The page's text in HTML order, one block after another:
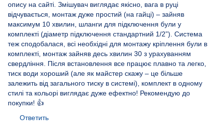
опису на сайті. Змішувач виглядає якісно, вага в руці
відчувається, монтаж дуже простий (на гайці) – зайняв
максимум 10 хвилин, шланги для підключення були у
комплекті (діаметр підключення стандартний 1/2”). Система
теж сподобалася, всі необхідні для монтажу кріплення були в
комплекті, монтаж зайняв десь хвилин 30 з урахуванням
свердління. Після встановлення все працює плавно та легко,
тиск води хороший (але як майстер скажу – це більше
залежить від загального тиску в системі), комплект в одному
стилі та кольорі виглядає дуже ефектно! Рекомендую до
покупки! 👍
Ответить